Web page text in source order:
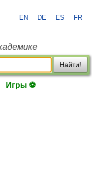
EN DE ES FR
Найти!
Игры ⚽